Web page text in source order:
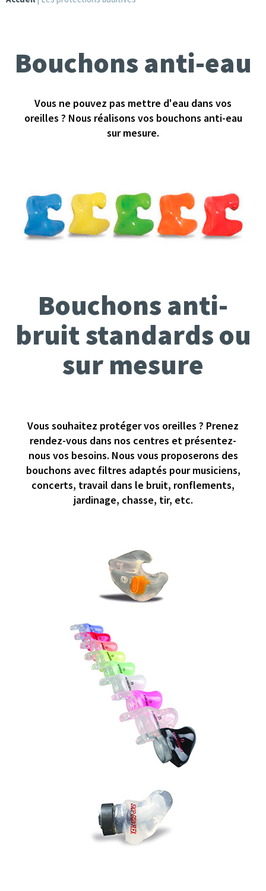
Bouchons anti-eau
Vous ne pouvez pas mettre d'eau dans vos
oreilles ? Nous réalisons vos bouchons anti-eau
sur mesure.
Bouchons anti-
bruit standards ou
sur mesure
Vous souhaitez protéger vos oreilles ? Prenez
rendez-vous dans nos centres et présentez-
nous vos besoins. Nous vous proposerons des
bouchons avec filtres adaptés pour musiciens,
concerts, travail dans le bruit, ronflements,
jardinage, chasse, tir, etc.